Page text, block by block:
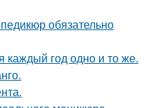
обязательно
каждый год одно и то же.